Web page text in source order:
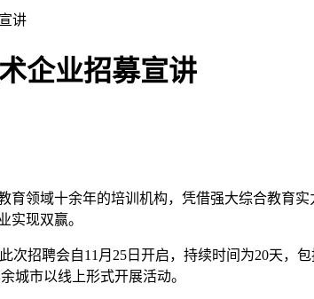
讲
企业招募宣讲
域十余年的培训机构，凭借强大综合教育实
实现双赢。
招聘会自11月25日开启，持续时间为20天，
城市以线上形式开展活动。